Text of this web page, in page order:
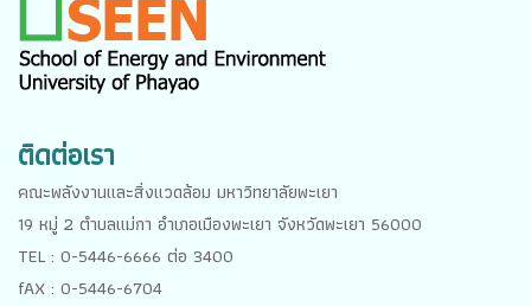
ติดต่อเรา
คณะพลังงานและสิ่งแวดล้อม มหาวิทยาลัยพะเยา
19 หมู่ 2 ตำบลแม่กา อำเภอเมืองพะเยา จังหวัดพะเยา 56000
TEL : 0-5446-6666 ต่อ 3400
fAX : 0-5446-6704